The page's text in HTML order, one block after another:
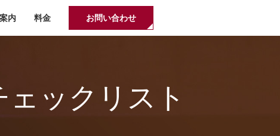
内 料金 お問い合わせ
ックリスト